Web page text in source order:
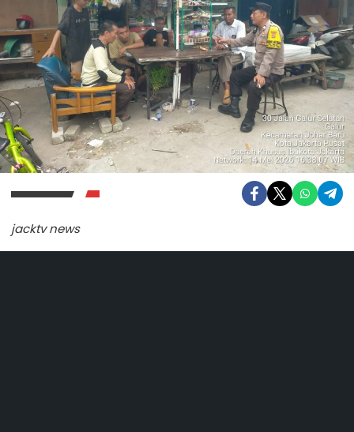
jacktv news